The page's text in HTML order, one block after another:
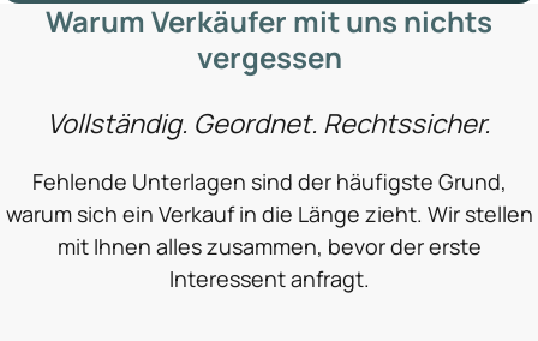
Warum Verkäufer mit uns nichts
vergessen
Vollständig. Geordnet. Rechtssicher.
Fehlende Unterlagen sind der häufigste Grund,
warum sich ein Verkauf in die Länge zieht. Wir stellen
mit Ihnen alles zusammen, bevor der erste
Interessent anfragt.